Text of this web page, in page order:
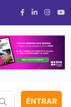
ENTRAR